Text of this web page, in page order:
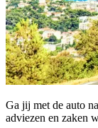
Ga jij met de auto
adviezen en zaken